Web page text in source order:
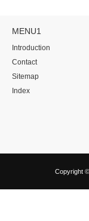
MENU1
Introduction
Contact
Sitemap
Index
Copyright ©